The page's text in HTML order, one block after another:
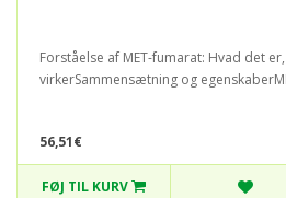
Forståelse af MET-fumarat: Hvad det
virkerSammensætning og
56,51€
FØJ TIL KURV